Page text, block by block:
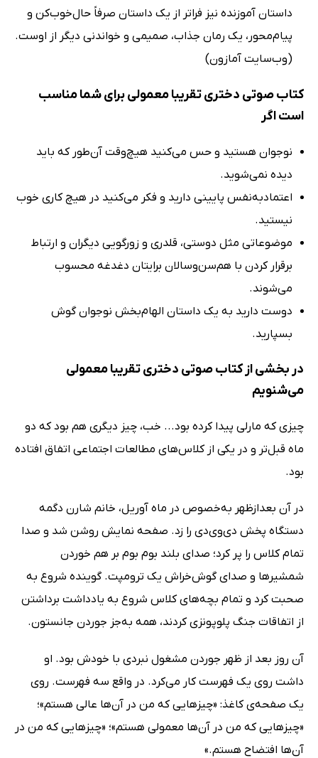
داستان آموزنده نیز فراتر از یک داستان صرفاً حال‌خوب‌کن و
پیام‌محور، یک رمان جذاب، صمیمی و خواندنی دیگر از اوست.
(وب‌سایت آمازون)
کتاب صوتی دختری تقریبا معمولی برای شما مناسب
است اگر
نوجوان هستید و حس می‌کنید هیچ‌وقت آن‌طور که باید
دیده نمی‌شوید.
اعتمادبه‌نفس پایینی دارید و فکر می‌کنید در هیچ کاری خوب
نیستید.
موضوعاتی مثل دوستی، قلدری و زورگویی دیگران و ارتباط
برقرار کردن با هم‌سن‌وسالان برایتان دغدغه محسوب
می‌شوند.
دوست دارید به یک داستان الهام‌بخش نوجوان گوش
بسپارید.
در بخشی از کتاب صوتی دختری تقریبا معمولی
می‌شنویم
چیزی که مارلی پیدا کرده بود... خب، چیز دیگری هم بود که دو
ماه قبل‌تر و در یکی از کلاس‌های مطالعات اجتماعی اتفاق افتاده
بود.
در آن بعدازظهر به‌خصوص در ماه آوریل، خانم شارن دگمه
دستگاه پخش دی‌وی‌دی را زد. صفحه نمایش روشن شد و صدا
تمام کلاس را پر کرد؛ صدای بلند بوم بوم بر هم خوردن
شمشیرها و صدای گوش‌خراش یک ترومپت. گوینده شروع به
صحبت کرد و تمام بچه‌های کلاس شروع به یادداشت برداشتن
از اتفاقات جنگ پلوپونزی کردند، همه به‌جز جوردن جانستون.
آن روز بعد از ظهر جوردن مشغول نبردی با خودش بود. او
داشت روی یک فهرست کار می‌کرد. در واقع سه فهرست. روی
یک صفحه‌ی کاغذ: «چیزهایی که من در آن‌ها عالی هستم»؛
«چیزهایی که من در آن‌ها معمولی هستم»؛ «چیزهایی که من در
آن‌ها افتضاح هستم.»